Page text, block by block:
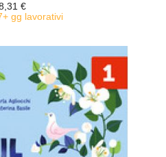
€
gg lavorativi